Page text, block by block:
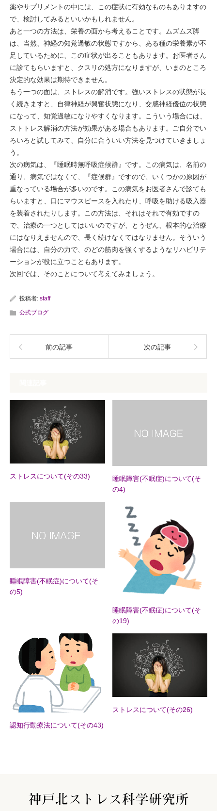
薬やサプリメントの中には、この症状に有効なものもありますの
で、検討してみるといいかもしれません。
あと一つの方法は、栄養の面から考えることです。ムズムズ脚
は、当然、神経の知覚過敏の状態ですから、ある種の栄養素が不
足しているために、この症状が出ることもあります。お医者さん
に診てもらいますと、クスリの処方になりますが、いまのところ
決定的な効果は期待できません。
もう一つの面は、ストレスの解消です。強いストレスの状態が長
く続きますと、自律神経が興奮状態になり、交感神経優位の状態
になって、知覚過敏になりやすくなります。こういう場合には、
ストトレス解消の方法が効果がある場合もあります。ご自分でい
ろいろと試してみて、自分に合ういい方法を見つけていきましょ
う。
次の病気は、『睡眠時無呼吸症候群』です。この病気は、名前の
通り、病気ではなくて、『症候群』ですので、いくつかの原因が
重なっている場合が多いのです。この病気をお医者さんで診ても
らいますと、口にマウスピースを入れたり、呼吸を助ける吸入器
を装着されたりします。この方法は、それはそれで有効ですの
で、治療の一つとしてはいいのですが、とうぜん、根本的な治療
にはなりえませんので、長く続けなくてはなりません。そういう
場合には、自分の力で、のどの筋肉を強くするようなリハビリテ
ーションが役に立つこともあります。
次回では、そのことについて考えてみましょう。
投稿者: staff
公式ブログ
前の記事 次の記事
ストレスについて(その33)
睡眠障害(不眠症)について(そ
の4)
睡眠障害(不眠症)について(そ
の5)
睡眠障害(不眠症)について(そ
の19)
認知行動療法について(その43)
ストレスについて(その26)